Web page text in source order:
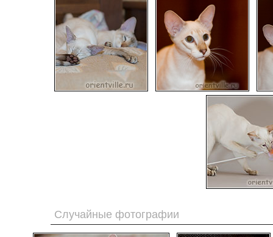
Случайные фотографии